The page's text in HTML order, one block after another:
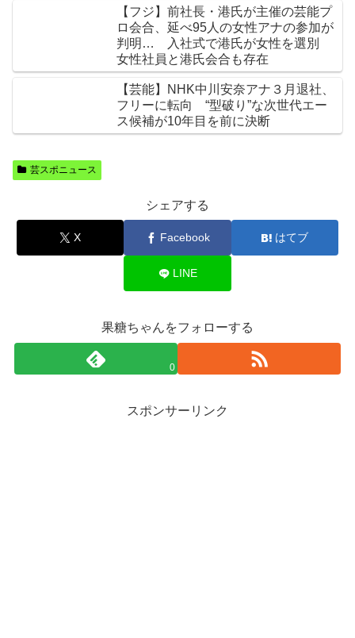
【フジ】前社長・港氏が主催の芸能プ
ロ会合、延べ95人の女性アナの参加が
判明… 入社式で港氏が女性を選別
女性社員と港氏会合も存在
【芸能】NHK中川安奈アナ３月退社、
フリーに転向 “型破り”な次世代エー
ス候補が10年目を前に決断
芸スポニュース
シェアする
X Facebook はてブ
LINE
果糖ちゃんをフォローする
0
スポンサーリンク